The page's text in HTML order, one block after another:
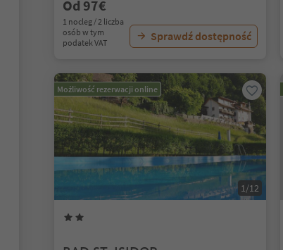
Od 97€
1 nocleg / 2 liczba
osób w tym
podatek VAT
Sprawdź dostępność
Możliwość rezerwacji online
1/12